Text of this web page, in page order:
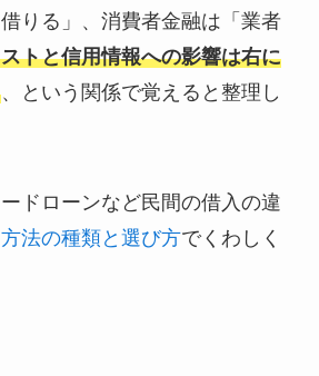
りる」、消費者金融は「業者
トと信用情報への影響は右に
、という関係で覚えると整理し
ドローンなど民間の借入の違
法の種類と選び方でくわしく